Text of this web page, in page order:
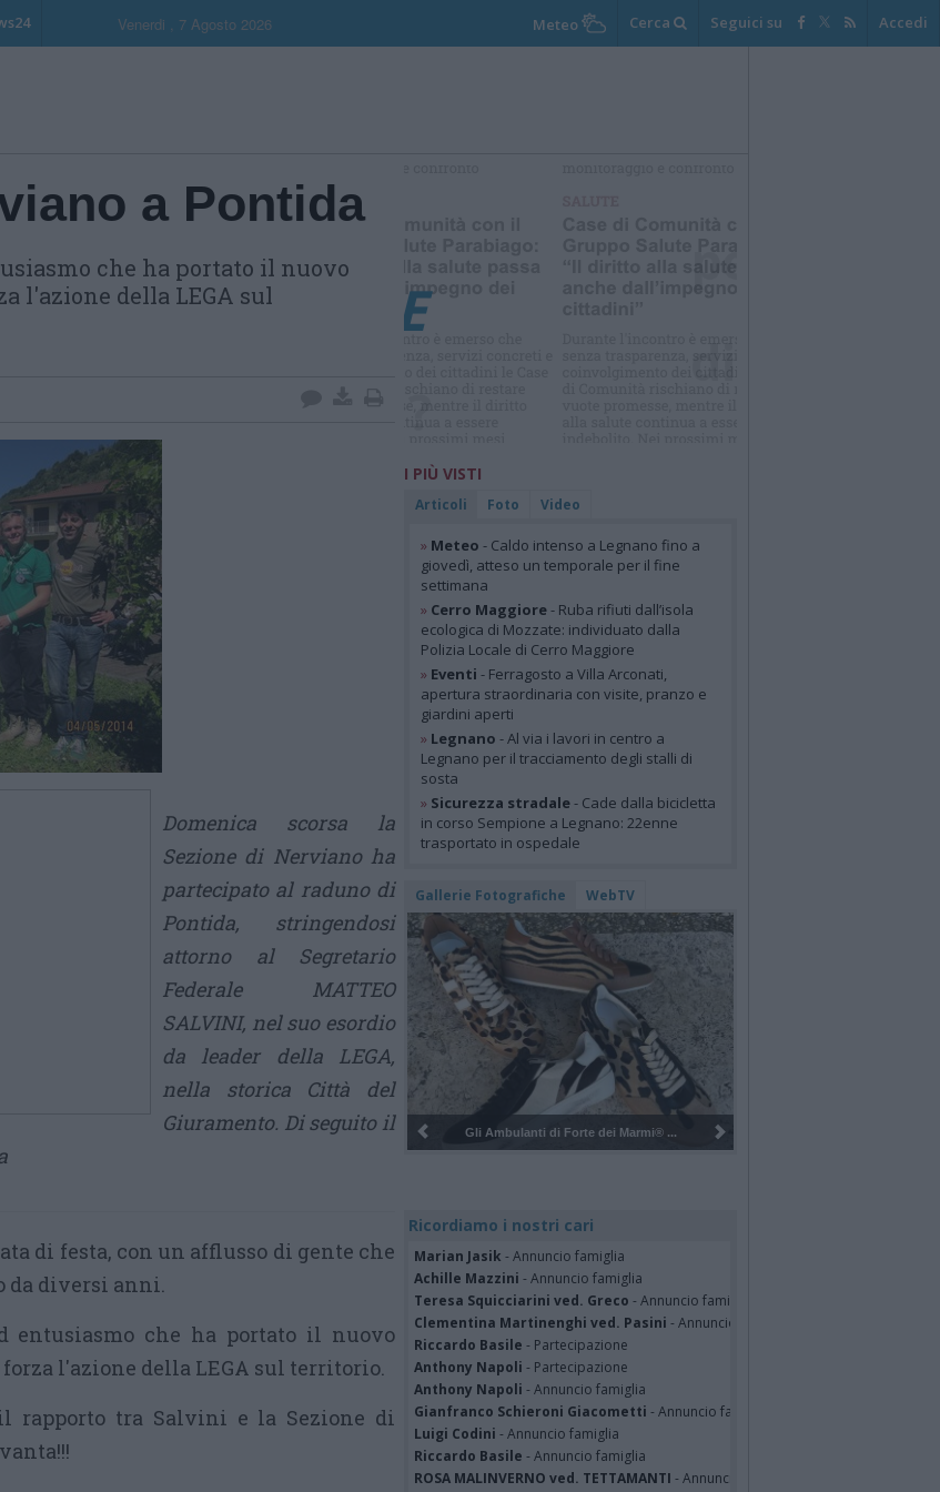
Venerdi , 7 Agosto 2026 Meteo Cerca Seguici su Accedi
a Pontida
che ha portato il nuovo
l'azione della LEGA sul
Domenica scorsa la
Sezione di Nerviano ha
partecipato al raduno di
Pontida, stringendosi
attorno al Segretario
Federale MATTEO
SALVINI, nel suo esordio
da leader della LEGA,
nella storica Città del
Giuramento. Di seguito il
di festa, con un afflusso di gente che
da diversi anni.
entusiasmo che ha portato il nuovo
l'azione della LEGA sul territorio.
rapporto tra Salvini e la Sezione di
I PIÙ VISTI
Articoli Foto Video
» Meteo - Caldo intenso a Legnano fino a
giovedì, atteso un temporale per il fine
settimana
» Cerro Maggiore- Ruba rifiuti dall’isola
ecologica di Mozzate: individuato dalla
Polizia Locale di Cerro Maggiore
» Eventi - Ferragosto a Villa Arconati,
apertura straordinaria con visite, pranzo e
giardini aperti
» Legnano - Al via i lavori in centro a
Legnano per il tracciamento degli stalli di
sosta
» Sicurezza stradale- Cade dalla bicicletta
in corso Sempione a Legnano: 22enne
trasportato in ospedale
Gallerie Fotografiche WebTV
Gli Ambulanti di Forte dei Marmi® ... Pulizia del bosco del Rugareto a ...
Ricordiamo i nostri cari
Marian Jasik - Annuncio famiglia
Achille Mazzini - Annuncio famiglia
Teresa Squicciarini ved. Greco - Annuncio famiglia
Clementina Martinenghi ved. Pasini - Annuncio famiglia
Riccardo Basile - Partecipazione
Anthony Napoli - Partecipazione
Anthony Napoli - Annuncio famiglia
Gianfranco Schieroni Giacometti - Annuncio famiglia
Luigi Codini - Annuncio famiglia
Riccardo Basile - Annuncio famiglia
ROSA MALINVERNO ved. TETTAMANTI - Annuncio famiglia